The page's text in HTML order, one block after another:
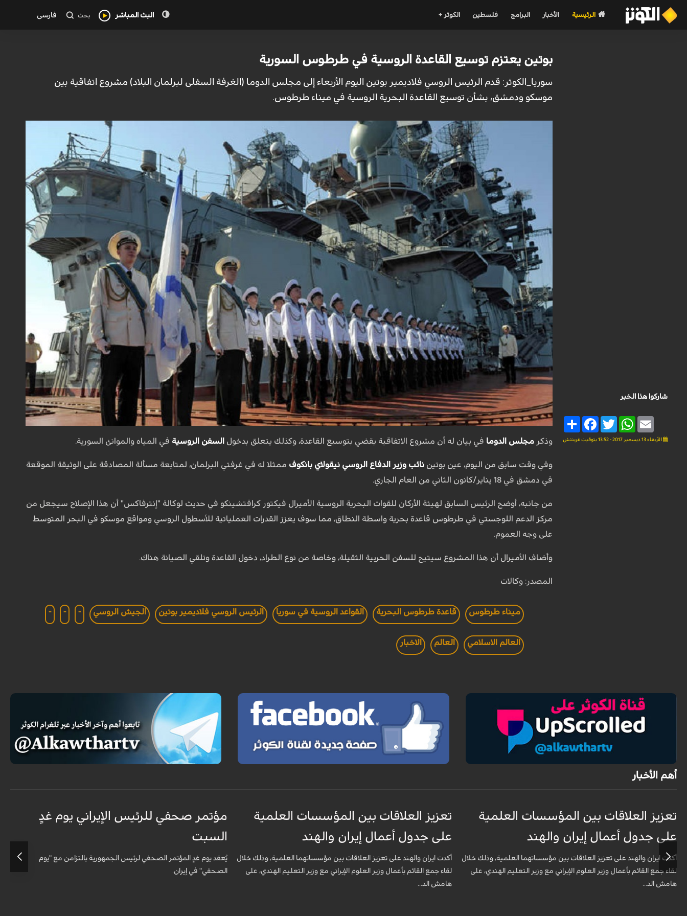
الرئيسية الأخبار البرامج فلسطين الكوثر + البث المباشر بحث فارسی
شاركوا هذا الخبر
Share
FacebookTwitter
WhatsAppEmail
الأربعاء 13 ديسمبر 2017 - 13:52 بتوقيت غرينتش
بوتين يعتزم توسيع القاعدة الروسية في طرطوس السورية
سوريا_الكوثر: قدم الرئيس الروسي فلاديمير بوتين اليوم الأربعاء إلى مجلس الدوما (الغرفة السفلى لبرلمان البلاد) مشروع اتفاقية بين
موسكو ودمشق، بشأن توسيع القاعدة البحرية الروسية في ميناء طرطوس.
وذكر مجلس الدوما في بيان له أن مشروع الاتفاقية يقضي بتوسيع القاعدة، وكذلك يتعلق بدخول السفن الروسية في المياه والموانئ السورية.
وفي وقت سابق من اليوم، عين بوتين نائب وزير الدفاع الروسي نيقولاي بانكوف ممثلا له في غرفتي البرلمان، لمتابعة مسألة المصادقة على الوثيقة الموقعة
في دمشق في 18 يناير/كانون الثاني من العام الجاري.
من جانبه، أوضح الرئيس السابق لهيئة الأركان للقوات البحرية الروسية الأميرال فيكتور كرافتشينكو في حديث لوكالة "إنترفاكس" أن هذا الإصلاح سيجعل من
مركز الدعم اللوجستي في طرطوس قاعدة بحرية واسطة النطاق، مما سوف يعزز القدرات العملياتية للأسطول الروسي ومواقع موسكو في البحر المتوسط
على وجه العموم.
وأضاف الأميرال أن هذا المشروع سيتيح للسفن الحربية الثقيلة، وخاصة من نوع الطراد، دخول القاعدة وتلقي الصيانة هناك.
المصدر: وكالات
ميناء طرطوس قاعدة طرطوس البحرية القواعد الروسية في سوريا الرئيس الروسي فلاديمير بوتين الجيش الروسي -
-
-
العالم الاسلامي العالم الاخبار
أهم الأخبار
تعزيز العلاقات بين المؤسسات العلمية
على جدول أعمال إيران والهند
أكدت ايران والهند على تعزيز العلاقات بين مؤسساتهما العلمية، وذلك خلال
لقاء جمع القائم بأعمال وزير العلوم الإيراني مع وزير التعليم الهندي، على
هامش الد...
تعزيز العلاقات بين المؤسسات العلمية
على جدول أعمال إيران والهند
أكدت ايران والهند على تعزيز العلاقات بين مؤسساتهما العلمية، وذلك خلال
لقاء جمع القائم بأعمال وزير العلوم الإيراني مع وزير التعليم الهندي، على
هامش الد...
مؤتمر صحفي للرئيس الإيراني يوم غدٍ
السبت
يُعقد يوم غدٍ المؤتمر الصحفي لرئيس الجمهورية بالتزامن مع "يوم
الصحفي" في إيران.